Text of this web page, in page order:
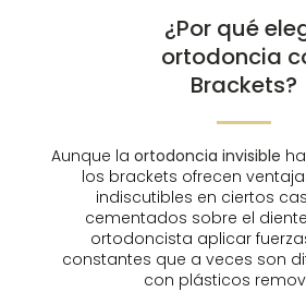
¿Por qué
ortodoncia
Brackets?
Aunque la ortodoncia invisible
los brackets ofrecen
indiscutibles en ciertos
cementados sobre el
ortodoncista aplicar
constantes que a veces son
con plásticos